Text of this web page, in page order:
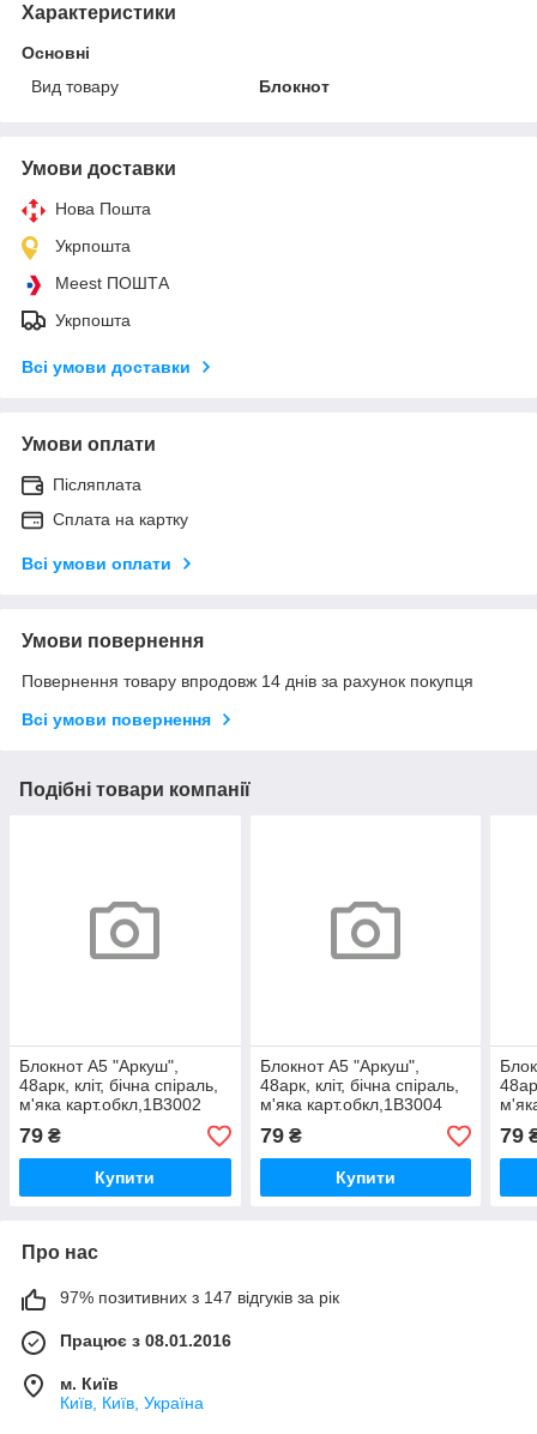
Характеристики
Основні
Вид товару
Блокнот
Умови доставки
Нова Пошта
Укрпошта
Meest ПОШТА
Укрпошта
Всі умови доставки
Умови оплати
Післяплата
Сплата на картку
Всі умови оплати
Умови повернення
Повернення товару впродовж 14 днів за рахунок покупця
Всі умови повернення
Подібні товари компанії
Блокнот А5 "Аркуш",
48арк, кліт, бічна спіраль,
м'яка карт.обкл,1В3002
Кореянці в вишиванках
1/20, шт
79 ₴
Купити
Блокнот А5 "Аркуш",
48арк, кліт, бічна спіраль,
м'яка карт.обкл,1В3004
Дівчинка з капібарою 1/20,
шт
79₴
Купити
79
Про нас
97% позитивних з 147 відгуків за рік
Працює з 08.01.2016
м. Київ
Київ, Київ, Україна